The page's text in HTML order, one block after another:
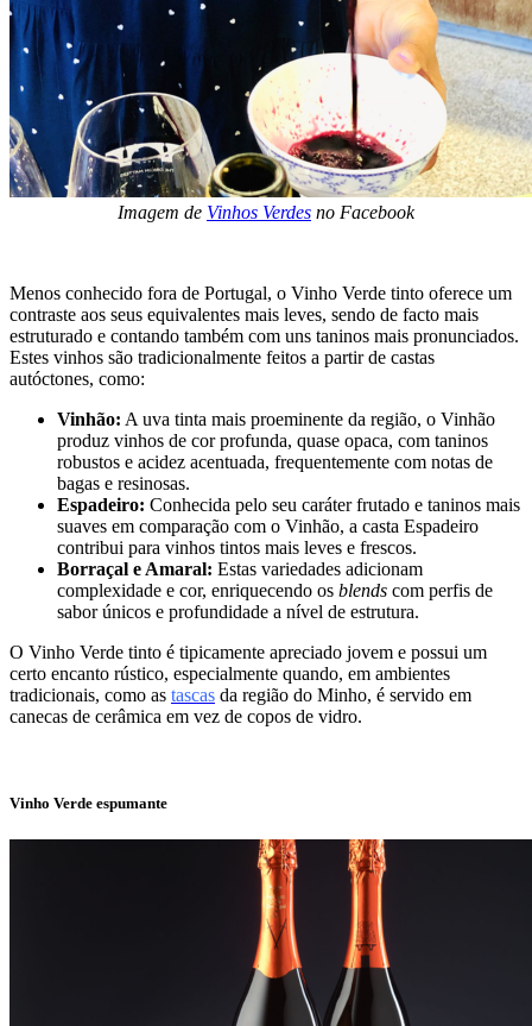
Imagem de Vinhos Verdes no Facebook
Menos conhecido fora de Portugal, o Vinho Verde tinto oferece um
contraste aos seus equivalentes mais leves, sendo de facto mais
estruturado e contando também com uns taninos mais pronunciados.
Estes vinhos são tradicionalmente feitos a partir de castas
autóctones, como:
Vinhão: A uva tinta mais proeminente da região, o Vinhão
produz vinhos de cor profunda, quase opaca, com taninos
robustos e acidez acentuada, frequentemente com notas de
bagas e resinosas.
Espadeiro: Conhecida pelo seu caráter frutado e taninos mais
suaves em comparação com o Vinhão, a casta Espadeiro
contribui para vinhos tintos mais leves e frescos.
Borraçal e Amaral: Estas variedades adicionam
complexidade e cor, enriquecendo os blends com perfis de
sabor únicos e profundidade a nível de estrutura.
O Vinho Verde tinto é tipicamente apreciado jovem e possui um
certo encanto rústico, especialmente quando, em ambientes
tradicionais, como as tascas da região do Minho, é servido em
canecas de cerâmica em vez de copos de vidro.
Vinho Verde espumante